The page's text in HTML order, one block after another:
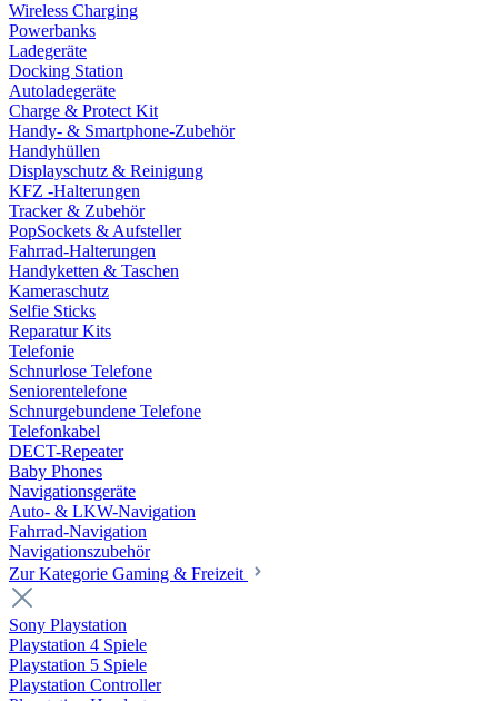
Wireless Charging
Powerbanks
Ladegeräte
Docking Station
Autoladegeräte
Charge & Protect Kit
Handy- & Smartphone-Zubehör
Handyhüllen
Displayschutz & Reinigung
KFZ -Halterungen
Tracker & Zubehör
PopSockets & Aufsteller
Fahrrad-Halterungen
Handyketten & Taschen
Kameraschutz
Selfie Sticks
Reparatur Kits
Telefonie
Schnurlose Telefone
Seniorentelefone
Schnurgebundene Telefone
Telefonkabel
DECT-Repeater
Baby Phones
Navigationsgeräte
Auto- & LKW-Navigation
Fahrrad-Navigation
Navigationszubehör
Zur Kategorie Gaming & Freizeit
Sony Playstation
Playstation 4 Spiele
Playstation 5 Spiele
Playstation Controller